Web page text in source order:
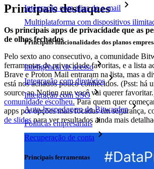
Integração com alias de e-mail
Multiplataforma com dispositivos
Principais funcionalidades dos planos
Inteligência de acesso
Integração com diretórios
Integração com SSO
Auto-hospedagem do Bitwarden
Políticas empresariais
Recuperação de conta
Principais ferramentas
Principais destaques
Os principais apps de privacidade que as
de olhos fechados
Pelo sexto ano consecutivo, a comunidade
ferramentas de privacidade favoritas, e a lista
Brave e Proton Mail entraram na lista, mas a
está nos achados pouco conhecidos. (Psst: há
source ao Notion que você vai querer
comunidade escolheu.Para quem quer
apps por opções mais focadas em segurança,
de slidespara ver resultados ainda mais